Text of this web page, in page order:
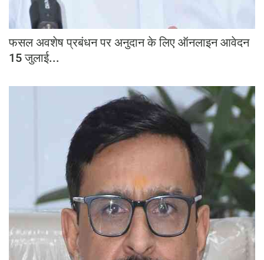
फसल अवशेष प्रबंधन पर अनुदान के लिए ऑनलाइन आवेदन
15 जुलाई...